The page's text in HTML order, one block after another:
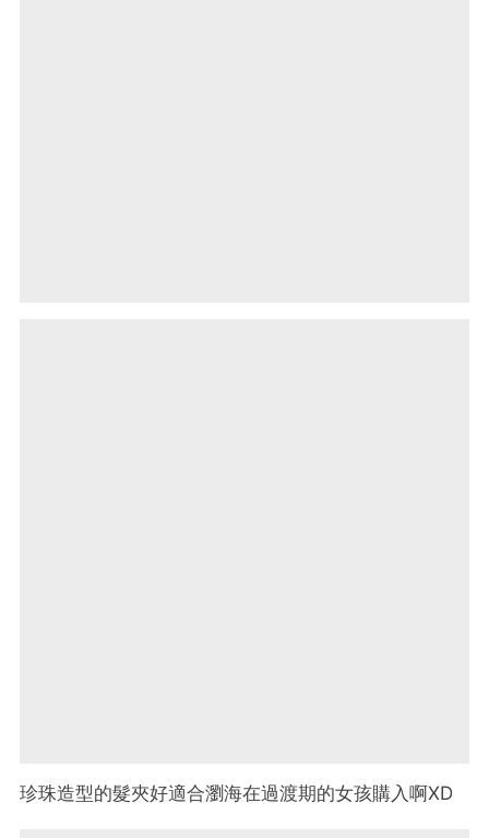
珍珠造型的髮夾好適合瀏海在過渡期的女孩購入啊XD